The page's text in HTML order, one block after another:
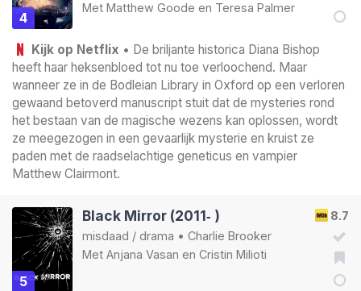
4
Met Matthew Goode en Teresa Palmer
Kijk op Netflix • De briljante historica Diana Bishop
heeft haar heksenbloed tot nu toe verloochend. Maar
wanneer ze in de Bodleian Library in Oxford op een verloren
gewaand betoverd manuscript stuit dat de mysteries rond
het bestaan van de magische wezens kan oplossen, wordt
ze meegezogen in een gevaarlijk mysterie en kruist ze
paden met de raadselachtige geneticus en vampier
Matthew Clairmont.
5
8.7
Black Mirror (2011‑ )
misdaad / drama • Charlie Brooker
Met Anjana Vasan en Cristin Milioti